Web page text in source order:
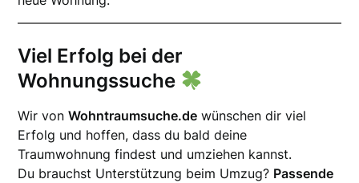
Viel Erfolg bei der
Wohnungssuche
Wir vonWohntraumsuche.de wünschen dir viel
Erfolg und hoffen, dass du bald deine
Traumwohnung findest und umziehen kannst.
Du brauchst Unterstützung beim Umzug? Passende